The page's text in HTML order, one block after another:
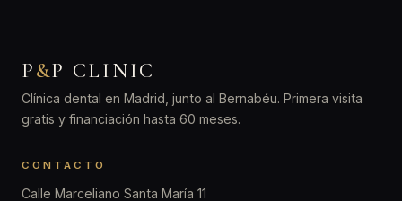
P&P CLINIC
Clínica dental en Madrid, junto al Bernabéu. Primera visita
gratis y financiación hasta 60 meses.
CONTACTO
Calle Marceliano Santa María 11